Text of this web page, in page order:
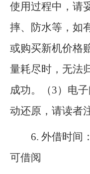
使用过程中，请
摔、防水等，如
或购买新机价格
量耗尽时，无法
成功。（3）电
动还原，请读者
6. 外借时间
可借阅